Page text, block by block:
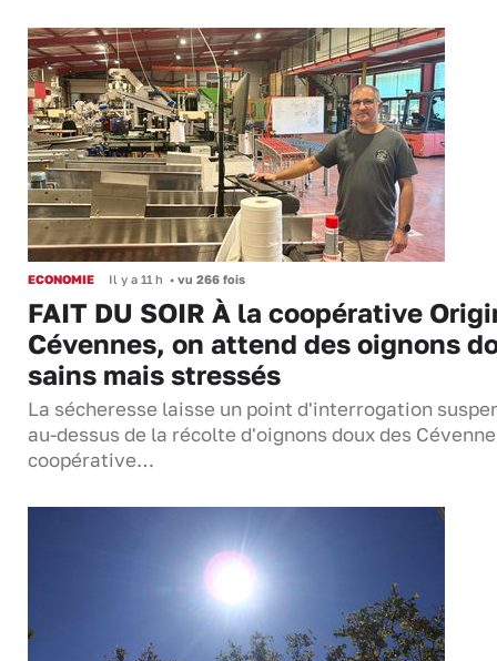
ECONOMIE Il y a 11 h • vu 266 fois
FAIT DU SOIR À la coopérative
Cévennes, on attend des oignons
sains mais stressés
La sécheresse laisse un point d'interrogation
au-dessus de la récolte d'oignons doux des
coopérative…